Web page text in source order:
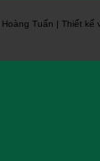
Tuấn | Thiết kế